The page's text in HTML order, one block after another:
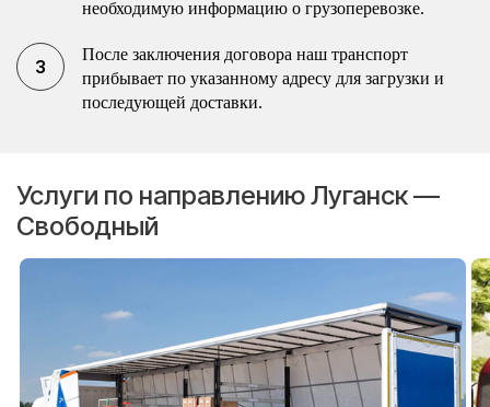
необходимую информацию о грузоперевозке.
После заключения договора наш транспорт
прибывает по указанному адресу для загрузки и
последующей доставки.
Услуги по направлению Луганск —
Свободный